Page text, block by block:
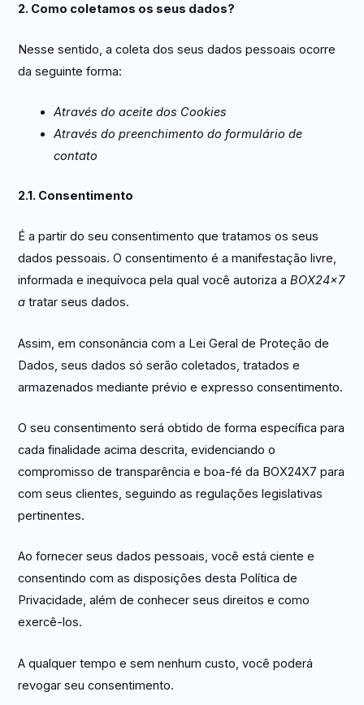
2. Como coletamos os seus dados?
Nesse sentido, a coleta dos seus dados pessoais ocorre
da seguinte forma:
Através do aceite dos Cookies
Através do preenchimento do formulário de
contato
2.1. Consentimento
É a partir do seu consentimento que tratamos os seus
dados pessoais. O consentimento é a manifestação livre,
informada e inequívoca pela qual você autoriza aBOX24x7
a tratar seus dados.
Assim, em consonância com a Lei Geral de Proteção de
Dados, seus dados só serão coletados, tratados e
armazenados mediante prévio e expresso consentimento.
O seu consentimento será obtido de forma específica para
cada finalidade acima descrita, evidenciando o
compromisso de transparência e boa-fé da BOX24X7 para
com seus clientes, seguindo as regulações legislativas
pertinentes.
Ao fornecer seus dados pessoais, você está ciente e
consentindo com as disposições desta Política de
Privacidade, além de conhecer seus direitos e como
exercê-los.
A qualquer tempo e sem nenhum custo, você poderá
revogar seu consentimento.